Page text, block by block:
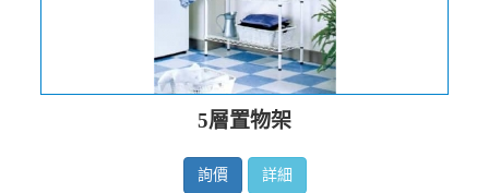
5層置物架
詢價 詳細